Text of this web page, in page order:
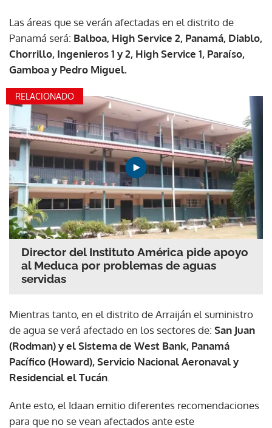
Las áreas que se verán afectadas en el distrito de
Panamá será: Balboa, High Service 2, Panamá, Diablo,
Chorrillo, Ingenieros 1 y 2, High Service 1, Paraíso,
Gamboa y Pedro Miguel.
RELACIONADO
Director del Instituto América pide apoyo
al Meduca por problemas de aguas
servidas
Mientras tanto, en el distrito de Arraiján el suministro
de agua se verá afectado en los sectores de: San Juan
(Rodman) y el Sistema de West Bank, Panamá
Pacífico (Howard), Servicio Nacional Aeronaval y
Residencial el Tucán
Ante esto, el Idaan emitio diferentes recomendaciones
para que no se vean afectados ante este